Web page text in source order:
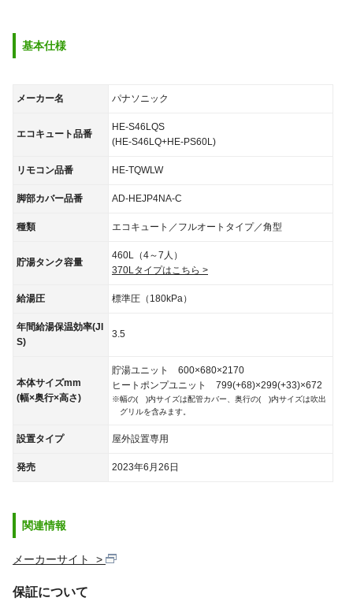
基本仕様
メーカー名 パナソニック
エコキュート品番
HE-S46LQS
(HE-S46LQ+HE-PS60L)
リモコン品番 HE-TQWLW
脚部カバー品番 AD-HEJP4NA-C
種類 エコキュート／フルオートタイプ／角型
貯湯タンク容量
460L（4～7人）
370Lタイプはこちら >
給湯圧 標準圧（180kPa）
年間給湯保温効率(JI
S)
3.5
本体サイズmm
(幅×奥行×高さ)
貯湯ユニット 600×680×2170
ヒートポンプユニット 799(+68)×299(+33)×672
※幅の( )内サイズは配管カバー、奥行の( )内サイズは吹出
グリルを含みます。
設置タイプ 屋外設置専用
発売 2023年6月26日
関連情報
メーカーサイト
保証について